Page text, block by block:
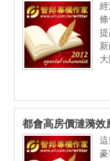
都會高房價漣漪
頭！？
豪